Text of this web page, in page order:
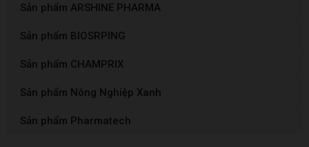
Sản phẩm ARSHINE PHARMA
Sản phẩm BIOSRPING
Sản phẩm CHAMPRIX
Sản phẩm Nông Nghiệp Xanh
Sản phẩm Pharmatech